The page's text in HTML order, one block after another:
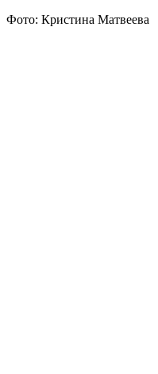
Фото: Кристина Матвеева